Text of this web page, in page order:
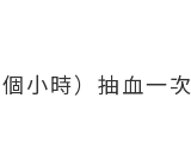
小時）抽血一次